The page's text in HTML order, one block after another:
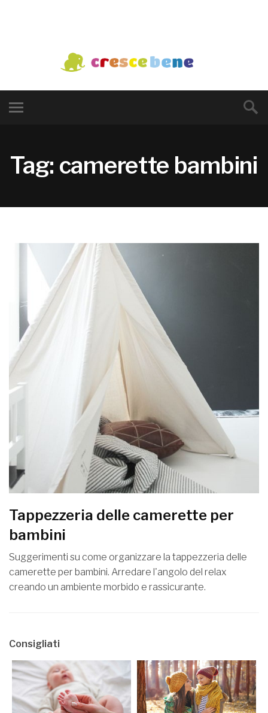
Tag: camerette bambini
Tappezzeria delle camerette per
bambini
Suggerimenti su come organizzare la tappezzeria delle
camerette per bambini. Arredare l'angolo del relax
creando un ambiente morbido e rassicurante.
Consigliati